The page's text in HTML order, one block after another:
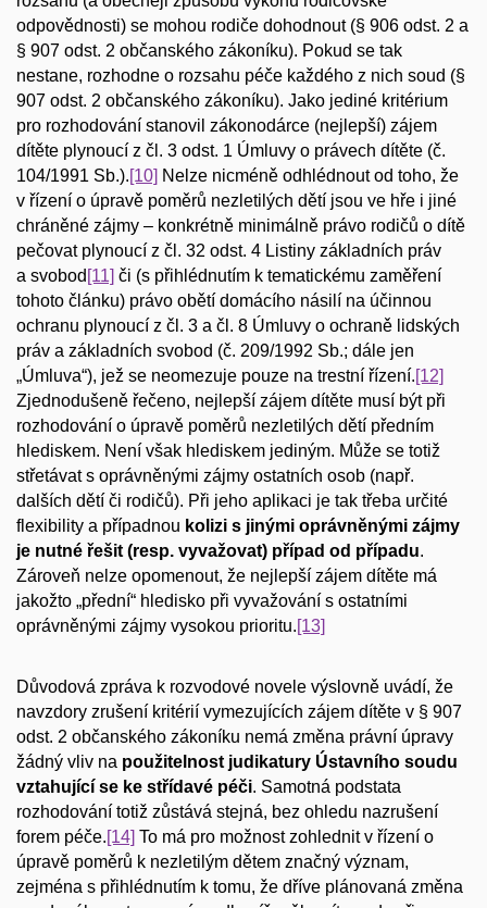
odpovědnosti) se mohou rodiče dohodnout (§ 906 odst. 2 a
§ 907 odst. 2 občanského zákoníku). Pokud se tak
nestane, rozhodne o rozsahu péče každého z nich soud (§
907 odst. 2 občanského zákoníku). Jako jediné kritérium
pro rozhodování stanovil zákonodárce (nejlepší) zájem
dítěte plynoucí z čl. 3 odst. 1 Úmluvy o právech dítěte (č.
104/1991 Sb.).[10] Nelze nicméně odhlédnout od toho, že
v řízení o úpravě poměrů nezletilých dětí jsou ve hře i jiné
chráněné zájmy – konkrétně minimálně právo rodičů o dítě
pečovat plynoucí z čl. 32 odst. 4 Listiny základních práv
a svobod [11] či (s přihlédnutím k tematickému zaměření
tohoto článku) právo obětí domácího násilí na účinnou
ochranu plynoucí z čl. 3 a čl. 8 Úmluvy o ochraně lidských
práv a základních svobod (č. 209/1992 Sb.; dále jen
„Úmluva“), jež se neomezuje pouze na trestní řízení.[12]
Zjednodušeně řečeno, nejlepší zájem dítěte musí být při
rozhodování o úpravě poměrů nezletilých dětí předním
hlediskem. Není však hlediskem jediným. Může se totiž
střetávat s oprávněnými zájmy ostatních osob (např.
dalších dětí či rodičů). Při jeho aplikaci je tak třeba určité
flexibility a případnou kolizi s jinými oprávněnými zájmy
je nutné řešit (resp. vyvažovat) případ od případu.
Zároveň nelze opomenout, že nejlepší zájem dítěte má
jakožto „přední“ hledisko při vyvažování s ostatními
oprávněnými zájmy vysokou prioritu.[13]
Důvodová zpráva k rozvodové novele výslovně uvádí, že
navzdory zrušení kritérií vymezujících zájem dítěte v § 907
odst. 2 občanského zákoníku nemá změna právní úpravy
žádný vliv na použitelnost judikatury Ústavního soudu
vztahující se ke střídavé péči. Samotná podstata
rozhodování totiž zůstává stejná, bez ohledu nazrušení
forem péče.[14] To má pro možnost zohlednit v řízení o
úpravě poměrů k nezletilým dětem značný význam,
zejména s přihlédnutím k tomu, že dříve plánovaná změna